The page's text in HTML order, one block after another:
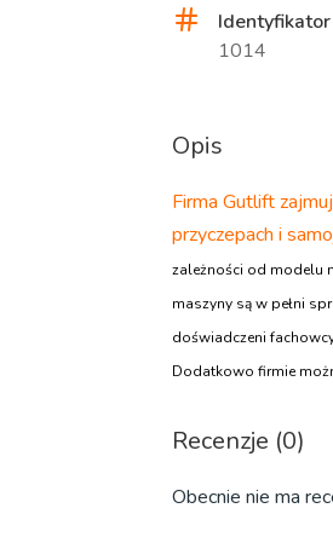
Identyfikator
1014
Opis
Firma Gutlift
przyczepach i
zależności od modelu
maszyny są w pełni
doświadczeni
Dodatkowo firmie
Recenzje (0)
Obecnie nie ma